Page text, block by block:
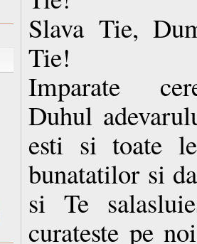
Slava Tie,
Tie!
Imparate
Duhul
esti si toate
bunatatilor si
si Te
curateste pe